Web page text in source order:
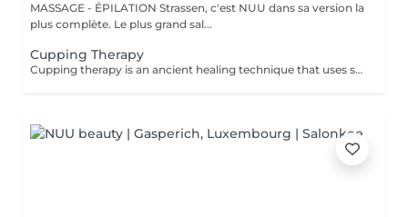
MASSAGE - ÉPILATION Strassen, c'est NUU dans sa version la
plus complète. Le plus grand sal...
Cupping Therapy
Cupping therapy is an ancient healing technique that uses special cups to create gentle suction on the skin. This suction promotes blood flow, relieves muscle tension, reduces inflammation, and supports deep relaxation. The treatment can help release toxins, improve circulation, and ease chronic pain or stiffness. *Please note that cupping therapy could just be added to a massage service with includes back massage.